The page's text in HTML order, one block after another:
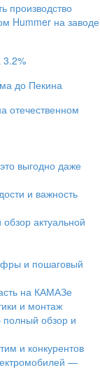
производство
Hummer на заводе
до Пекина
отечественном
выгодно даже
и важность
актуальной
и пошаговый
на КАМАЗе
и монтаж
обзор и
и конкурентов
—